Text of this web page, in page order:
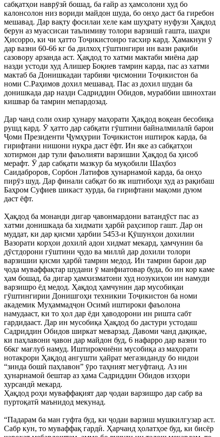
сабқатҳои наврӯзӣ бошад, ба ғайр аз ҳамсолони худ бо
калонсолон низ вориди майдон шуда, бо онҳо даст ба гиребон
мешавад. Дар вақту фосилаи хеле кам шуҳрату нуфузи Ҳақдод
берун аз муассисаи таълимиву толори варзишӣ гашта, шаҳри
Ҳисорро, ки чи ҳатто Тоҷикистонро тасхир кард. Ҳамакнун ӯ
дар вазни 60-66 кг ба дилхоҳ гӯштингири ин вазн рақиби
сазовору арзанда аст. Ҳақдод то хатми мактаби миёна дар
назди устоди худ Алишер Боқиев тамрин карда, пас аз хатми
мактаб ба Донишкадаи тарбияи ҷисмонии Тоҷикистон ба
номи С.Раҳимов дохил мешавад. Пас аз дохил шудан ба
донишкада дар назди Садриддин Обидов, мураббии шинохтаи
кишвар ба тамрин мепардозад.
Дар чанд соли охир ҳунару маҳорати Ҳақдод воқеан бесобиқа
рушд кард. Ӯ ҳатто дар сабқати гӯштини байналмилалӣ барои
Ҷоми Президенти Ҷумҳурии Тоҷикистон иштирок карда, ба
гирифтани нишони нуқра даст ёфт. Ин яке аз сабқатҳои
хотирмон дар тули фаъолияти варзишии Ҳақдод ба ҳисоб
мерафт. Ӯ дар сабқати мазкур ба муқобили Шаҳбоз
Саидаброров, Сорбон Латифов ҳунарнамоӣ карда, ба онҳо
пирӯз шуд. Дар финали сабқат бо як иштибоҳи худ аз рақибаш
Баҳром Суфиев шикаст хурда, ба гирифтани мақоми дуюм
даст ёфт.
Ҳақдод ба монанди дигар ҷавонмардони ватандӯст пас аз
хатми донишкада ба хидмати ҳарбӣ раҳсипор гашт. Дар он
муддат, ки дар қисми ҳарбии 5453-и Қӯшунҳои дохилии
Вазорати корҳои дохилӣ адои хидмат мекард, ҳамчунин ба
дӯстдорони гӯштини ҷудо ва миллӣ дар дохили толори
варзишии қисми ҳарбӣ тамрин медод. Ин тамрин барои дар
ҷода муваффақтар шудани ӯ манфиатовар буда, бо ин кор каме
ҳам бошад, ба дигар ҳамхизматони худ нозукиҳои ин намуди
варзишро ёд медод. Ҳақдод ҳамчунин дар мусобиқаи
гӯштингирии Донишгоҳи техникии Тоҷикистон ба номи
академик Муҳаммадҷон Осимӣ иштироки фаъолона
намудааст, ки то ҳол дар ёди ҳаводорони ин ришта сабт
гардидааст. Дар ин мусобиқа Ҳақдод бо дастури устодаш
Садриддин Обидов ширкат меварзад. Давоми чанд дақиқае,
ки паҳлавони ҷавон дар майдон буд, 6 нафарро дар вазни то
66кг мағлуб намуд. Иштирокчиёни мусобиқа аз маҳорати
нотакрори Ҳақдод ангушти ҳайрат мегазиданду бо нидои
“зинда бошӣ паҳлавон” ӯро таҳният мегуфтанд. Аз ин
ҳунарнамоӣ бештар аз ҳама Садриддин Обидов изҳори
хурсандӣ мекард.
Ҳақдод роҳи муваффақият дар ҷодаи варзишро дар сабр ва
пуртоқатӣ маънидод мекунад.
“Падарам ба ман гуфта буд, ки ҷодаи варзиш мушкилгузар аст.
Сабр кун, то муваффақ гардӣ. Ҳарчанд ҳолатҳое буд, ки бисёр